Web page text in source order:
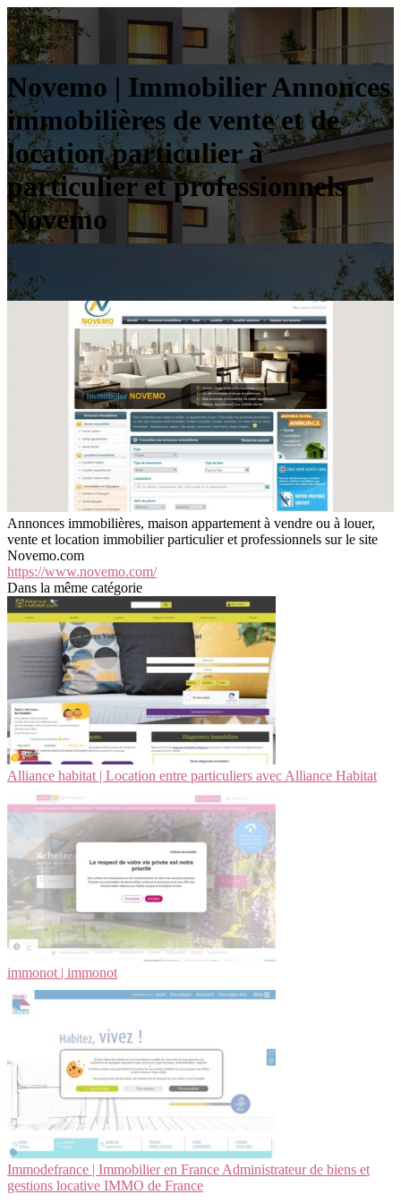
Novemo | Immobilier Annonces
im­mobi­lières de vente et de
location particulier à
particulier et profes­sion­nels
Novemo
Annonces immobilières, maison appartement à vendre ou à louer,
vente et location immobilier particulier et professionnels sur le site
Novemo.com
https://www.novemo.com/
Dans la même catégorie
Alliance habitat | Location entre par­ticu­liers avec Alliance Habitat
immonot | immonot
Im­mo­defran­ce | Immobilier en France Ad­ministra­teur de biens et
gestions locative IMMO de France